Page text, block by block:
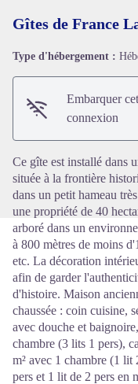
Gîtes de France
Type d'hébergement :
Embarquer
connexion
Ce gîte est installé dans
située à la frontière
dans un petit hameau
une propriété de 40
arboré dans un
à 800 mètres de moins
etc. La décoration
afin de garder
d'histoire. Maison
chaussée : coin cuisine,
avec douche et
chambre (3 lits 1 pers),
m² avec 1 chambre (1 lit
pers et 1 lit de 2 pers en